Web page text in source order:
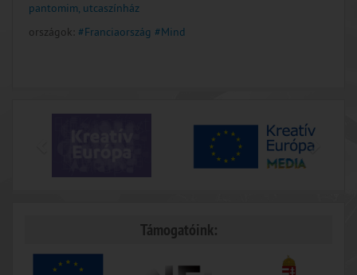
pantomim, utcaszínház
országok: #Franciaország #Mind
Támogatóink: